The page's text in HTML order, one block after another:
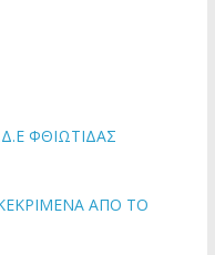
ΦΘΙΩΤΙΔΑΣ
ΑΠΟ ΤΟ